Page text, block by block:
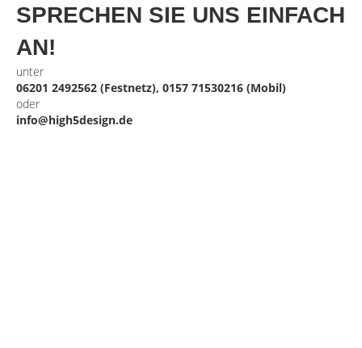
SPRECHEN SIE UNS EINFACH
AN!
unter
06201 2492562 (Festnetz), 0157 71530216 (Mobil)
oder
info@high5design.de